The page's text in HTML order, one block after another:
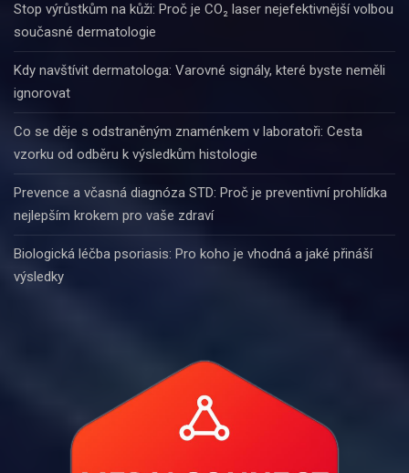
Stop výrůstkům na kůži: Proč je CO₂ laser nejefektivnější volbou
současné dermatologie
Kdy navštívit dermatologa: Varovné signály, které byste neměli
ignorovat
Co se děje s odstraněným znaménkem v laboratoři: Cesta
vzorku od odběru k výsledkům histologie
Prevence a včasná diagnóza STD: Proč je preventivní prohlídka
nejlepším krokem pro vaše zdraví
Biologická léčba psoriasis: Pro koho je vhodná a jaké přináší
výsledky